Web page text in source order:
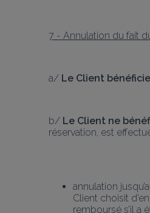
7 - Annulation du fait
a/ Le Client
b/ Le Client ne
réservation, est
annulation
Client choisit
remboursé s’il a